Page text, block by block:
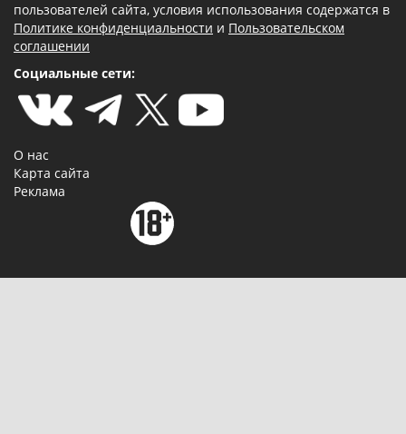
пользователей сайта, условия использования содержатся в
Политике конфиденциальности и Пользовательском
соглашении
Социальные сети:
О нас
Карта сайта
Реклама